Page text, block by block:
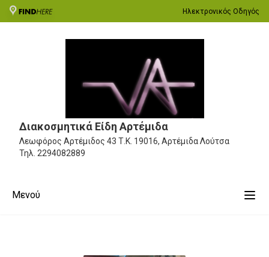
Ηλεκτρονικός Οδηγός
Διακοσμητικά Είδη Αρτέμιδα
Λεωφόρος Αρτέμιδος 43 Τ.Κ. 19016, Αρτέμιδα Λούτσα
Τηλ. 2294082889
Μενού